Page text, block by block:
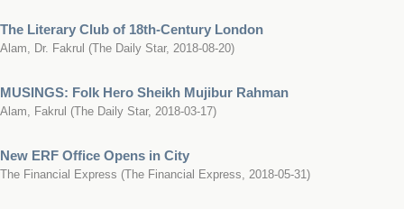
The Literary Club of 18th-Century London
Alam, Dr. Fakrul (The Daily Star, 2018-08-20)
MUSINGS: Folk Hero Sheikh Mujibur Rahman
Alam, Fakrul (The Daily Star, 2018-03-17)
New ERF Office Opens in City
The Financial Express (The Financial Express, 2018-05-31)